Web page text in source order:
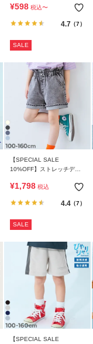
ツ
¥598 税込〜
4.7 （7）
SALE
【SPECIAL SALE
10%OFF】ストレッチデニ
ートパンツ
¥1,798 税込
4.4（7）
SALE
【SPECIAL SALE